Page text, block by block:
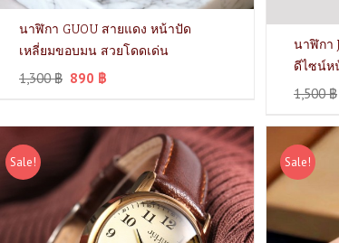
นาฬิกา GUOU สายแดง หน้าปัด
เหลี่ยมขอบมน สวยโดดเด่น
1,300฿ 890 ฿
นาฬิกา
ดีไซน์ห
1,500฿
Sale! Sale!